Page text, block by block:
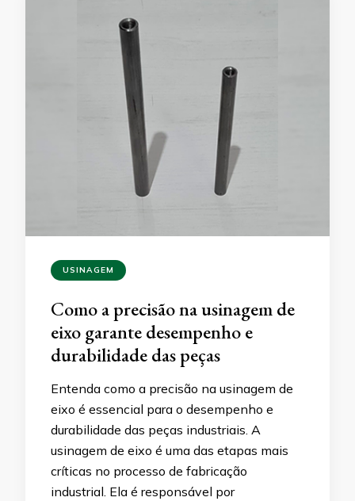
USINAGEM
Como a precisão na usinagem de
eixo garante desempenho e
durabilidade das peças
Entenda como a precisão na usinagem de
eixo é essencial para o desempenho e
durabilidade das peças industriais. A
usinagem de eixo é uma das etapas mais
críticas no processo de fabricação
industrial. Ela é responsável por